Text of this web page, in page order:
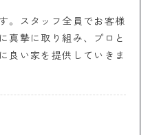
。スタッフ全員でお客様
真摯に取り組み、プロと
良い家を提供していきま